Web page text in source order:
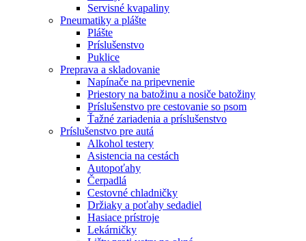
Servisné kvapaliny
Pneumatiky a plášte
Plášte
Príslušenstvo
Puklice
Preprava a skladovanie
Napínače na pripevnenie
Priestory na batožinu a nosiče batožiny
Príslušenstvo pre cestovanie so psom
Ťažné zariadenia a príslušenstvo
Príslušenstvo pre autá
Alkohol testery
Asistencia na cestách
Autopoťahy
Čerpadlá
Cestovné chladničky
Držiaky a poťahy sedadiel
Hasiace prístroje
Lekárničky